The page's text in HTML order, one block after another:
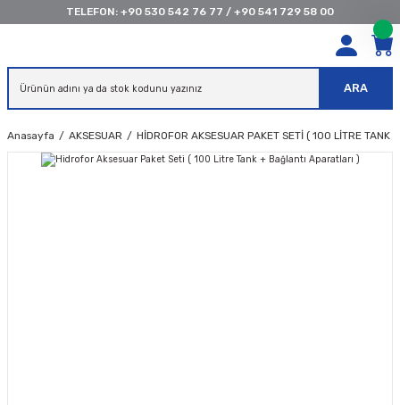
TELEFON: +90 530 542 76 77 / +90 541 729 58 00
ARA
Anasayfa AKSESUAR HIDROFOR AKSESUAR PAKET SETI ( 100 LITRE TANK